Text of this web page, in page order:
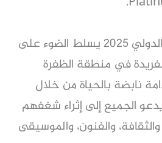
يذكر أن مهرجان ليوا الدولي 2025 يسلط الضوء على
في منطقة الظفرة
نابضة بالحياة من خلال
الجميع إلى إثراء شغفهم
والثقافة، والفنون، والموسيقى